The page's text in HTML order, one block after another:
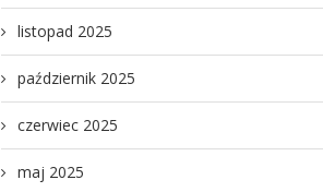
listopad 2025
październik 2025
czerwiec 2025
maj 2025